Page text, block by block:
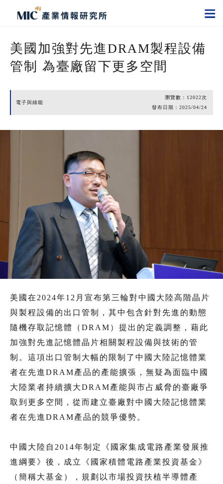
美國加強對先進DRAM製程設備
管制 為臺廠留下更多空間
電子與綠能
瀏覽數： 12022次
發布日期： 2025/04/24
美國在2024年12月宣布第三輪對中國大陸高階晶片
與製程設備的出口管制，其中包含針對先進的動態
隨機存取記憶體（DRAM）提出的定義調整，藉此
加強對先進記憶體晶片相關製程設備與技術的管
制。這項出口管制大幅的限制了中國大陸記憶體業
者在先進DRAM產品的產能擴張，無疑為面臨中國
大陸業者持續擴大DRAM產能與市占威脅的臺廠爭
取到更多空間，從而建立臺廠對中國大陸記憶體業
者在先進DRAM產品的競爭優勢。
中國大陸自2014年制定《國家集成電路產業發展推
進綱要》後，成立《國家積體電路產業投資基金》
（簡稱大基金），規劃以市場投資扶植半導體產